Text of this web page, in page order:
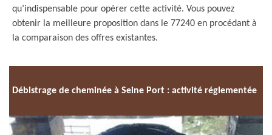
qu’indispensable pour opérer cette activité. Vous pouvez
obtenir la meilleure proposition dans le 77240 en procédant à
la comparaison des offres existantes.
Débistrage de cheminée à Seine Port : activité réglementée